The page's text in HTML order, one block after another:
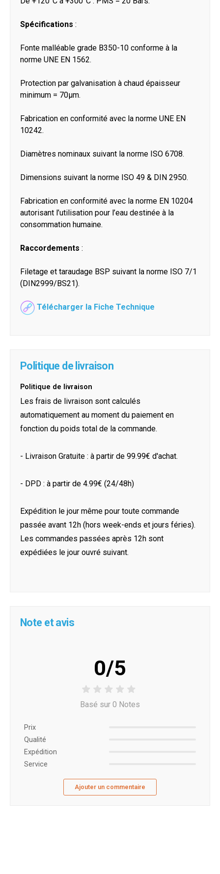
Spécifications :
Fonte malléable grade B350-10 conforme à la
norme UNE EN 1562.
Protection par galvanisation à chaud épaisseur
minimum = 70μm.
Fabrication en conformité avec la norme UNE EN
10242.
Diamètres nominaux suivant la norme ISO 6708.
Dimensions suivant la norme ISO 49 & DIN 2950.
Fabrication en conformité avec la norme EN 10204
autorisant l’utilisation pour l’eau destinée à la
consommation humaine.
Raccordements :
Filetage et taraudage BSP suivant la norme ISO 7/1
(DIN2999/BS21).
Télécharger la Fiche Technique
Politique de livraison
Politique de livraison
Les frais de livraison sont calculés
automatiquement au moment du paiement en
fonction du poids total de la commande.
- Livraison Gratuite : à partir de 99.99€ d'achat.
- DPD : à partir de 4.99€ (24/48h)
Expédition le jour même pour toute commande
passée avant 12h (hors week-ends et jours féries).
Les commandes passées après 12h sont
expédiées le jour ouvré suivant.
Note et avis
0/5
Basé sur 0 Notes
Prix ​​
Qualité
Expédition
Service
Ajouter un commentaire